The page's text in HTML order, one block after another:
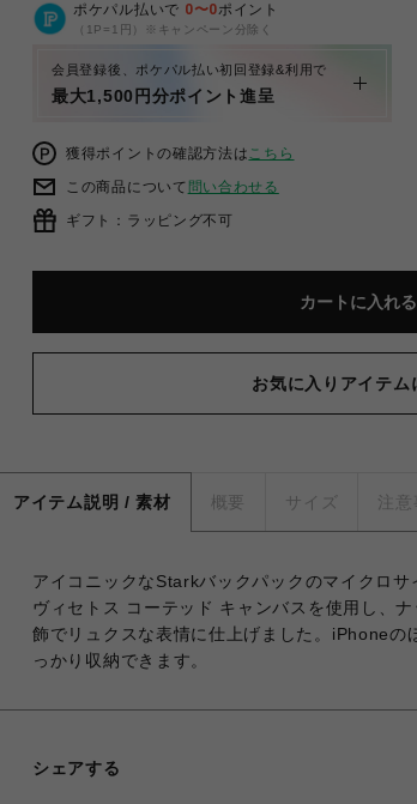
ポケパル払いで 0〜0ポイント
（1P=1円）※キャンペーン分除く
会員登録後、ポケパル払い初回登録&利用で
最大1,500円分ポイント進呈
獲得ポイントの確認方法はこちら
この商品について 問い合わせる
ギフト：ラッピング不可
カートに入れる
お気に入りアイテム
アイテム説明 / 素材 概要 サイズ 注意
アイコニックなStarkバックパックのマイクロ
ヴィセトス コーテッド キャンバスを使用し、
飾でリュクスな表情に仕上げました。iPhoneの
っかり収納できます。
シェアする